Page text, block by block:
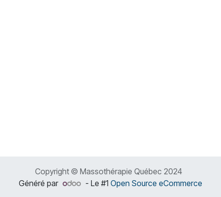
Copyright © Massothérapie Québec 2024
Généré par
- Le #1 Open Source eCommerce